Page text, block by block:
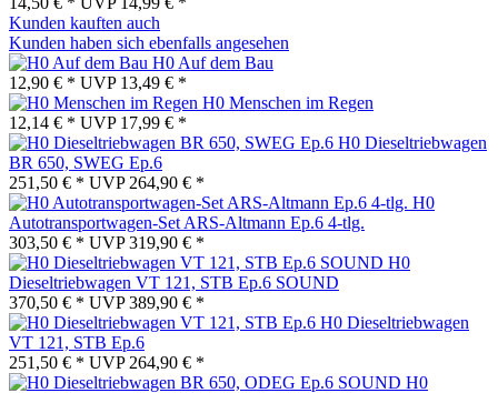
Kunden kauften auch
Kunden haben sich ebenfalls angesehen
H0 Auf dem Bau
12,90 € * UVP 13,49 € *
H0 Menschen im Regen
12,14 € * UVP 17,99 € *
H0 Dieseltriebwagen
BR 650, SWEG Ep.6
251,50 € * UVP 264,90 € *
H0
Autotransportwagen-Set ARS-Altmann Ep.6 4-tlg.
303,50 € * UVP319,90 € *
H0
Dieseltriebwagen VT 121, STB Ep.6 SOUND
370,50 € * UVP389,90 € *
H0 Dieseltriebwagen
VT 121, STB Ep.6
251,50 € * UVP 264,90 € *
H0